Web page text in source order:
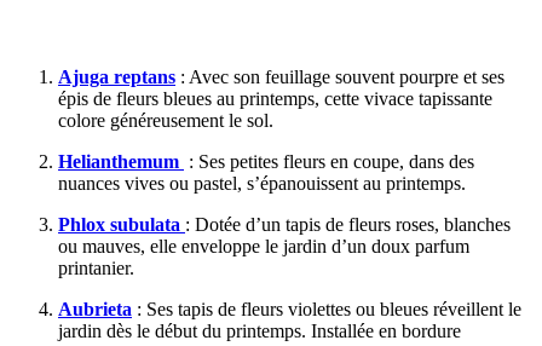
Ajuga reptans : Avec son feuillage souvent pourpre et ses
épis de fleurs bleues au printemps, cette vivace tapissante
colore généreusement le sol.
Helianthemum : Ses petites fleurs en coupe, dans des
nuances vives ou pastel, s’épanouissent au printemps.
Phlox subulata : Dotée d’un tapis de fleurs roses, blanches
ou mauves, elle enveloppe le jardin d’un doux parfum
printanier.
Aubrieta : Ses tapis de fleurs violettes ou bleues réveillent le
jardin dès le début du printemps. Installée en bordure